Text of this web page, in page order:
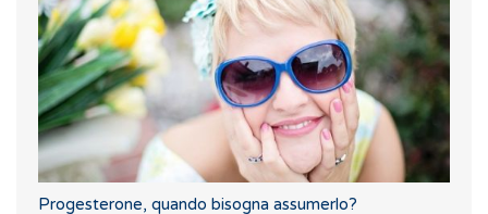
Progesterone, quando bisogna assumerlo?